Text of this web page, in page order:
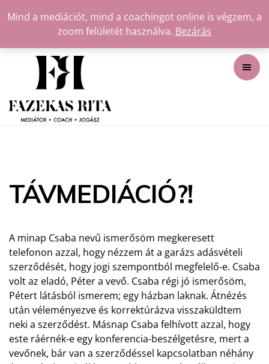
Mind a mediációt, mind a coachingot online is végzem, a
zoom felületét használva. Bezárás
TÁVMEDIÁCIÓ?!
A minap Csaba nevű ismerősöm megkeresett
telefonon azzal, hogy nézzem át a garázs adásvételi
szerződését, hogy jogi szempontból megfelelő-e. Csaba
volt az eladó, Péter a vevő. Csaba régi jó ismerősöm,
Pétert látásból ismerem; egy házban laknak. Átnézés
után véleményezve és korrektúrázva visszaküldtem
neki a szerződést. Másnap Csaba felhívott azzal, hogy
este ráérnék-e egy konferencia-beszélgetésre, mert a
vevőnek, bár van a szerződéssel kapcsolatban néhány